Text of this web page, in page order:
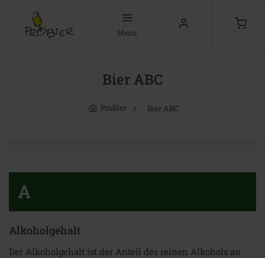
Menu
Bier ABC
ProBier Bier ABC
A
Alkoholgehalt
Der Alkoholgehalt ist der Anteil des reinen Alkohols an